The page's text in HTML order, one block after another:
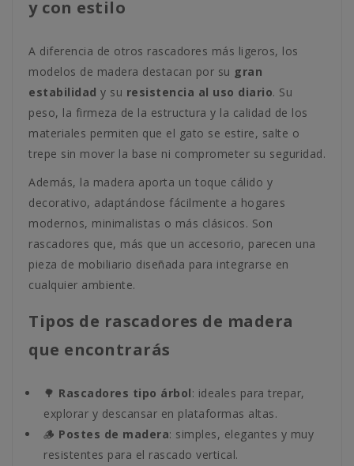
y con estilo
A diferencia de otros rascadores más ligeros, los
modelos de madera destacan por su gran
estabilidad y su resistencia al uso diario. Su
peso, la firmeza de la estructura y la calidad de los
materiales permiten que el gato se estire, salte o
trepe sin mover la base ni comprometer su seguridad.
Además, la madera aporta un toque cálido y
decorativo, adaptándose fácilmente a hogares
modernos, minimalistas o más clásicos. Son
rascadores que, más que un accesorio, parecen una
pieza de mobiliario diseñada para integrarse en
cualquier ambiente.
Tipos de rascadores de madera
que encontrarás
🌳 Rascadores tipo árbol: ideales para trepar,
explorar y descansar en plataformas altas.
🪵 Postes de madera: simples, elegantes y muy
resistentes para el rascado vertical.